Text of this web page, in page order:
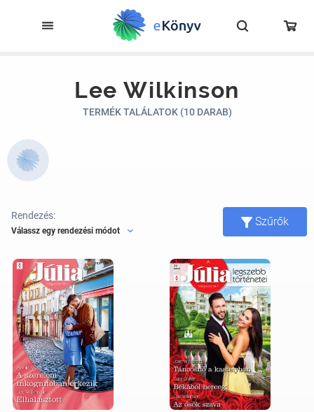
Lee Wilkinson
TERMÉK TALÁLATOK (10 DARAB)
Rendezés:
Válassz egy rendezési módot
Szűrők